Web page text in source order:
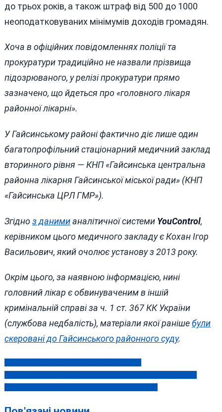
до трьох років, а також штраф від 500 до 1000
неоподатковуваних мінімумів доходів громадян.
Хоча в офіційних повідомленнях поліції та
прокуратури традиційно не назвали прізвища
підозрюваного, у релізі прокуратури прямо
зазначено, що йдеться про «головного лікаря
районної лікарні».
У Гайсинському районі фактично діє лише один
багатопрофільний стаціонарний медичний заклад
вторинного рівня — КНП «Гайсинська центральна
районна лікарня Гайсинської міської ради» (КНП
«Гайсинська ЦРЛ ГМР»).
Згідноз данимианалітичної системи YouControl,
керівником цього медичного закладу є Кохан Ігор
Васильович, який очолює установу з 2013 року.
Окрім цього, за наявною інформацією, нині
головний лікар є обвинуваченим в іншій
кримінальній справі за ч. 1 ст. 367 КК України
(службова недбалість), матеріали якої ранішебули
скеровані до Гайсинського районного суду.
Навігація
записів